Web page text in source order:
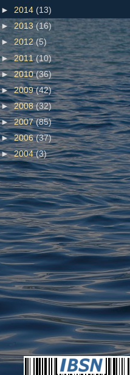
► 2014 (13)
►2013(16)
►2012(5)
►2011(10)
►2010(36)
►2009(42)
►2008(32)
►2007(85)
►2006(37)
►2004(3)